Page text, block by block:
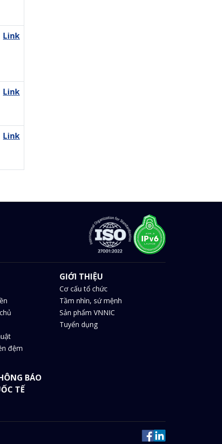
Link
Link
Link
đệm
BÁO
TẾ
GIỚI THIỆU
Cơ cấu tổ chức
Tầm nhìn, sứ mệnh
Sản phẩm VNNIC
Tuyển dụng